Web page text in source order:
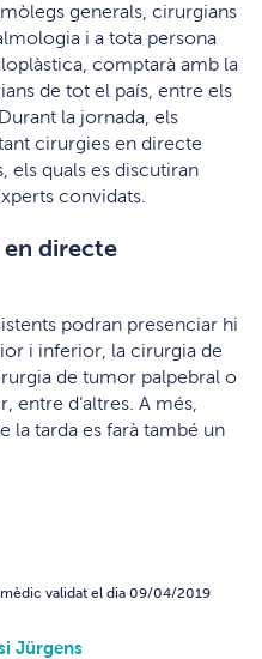
generals, cirurgians
i a tota persona
comptarà amb la
de tot el país, entre els
la jornada, els
cirurgies en directe
els quals es discutiran
convidats.
directe
podran presenciar hi
i inferior, la cirurgia de
de tumor palpebral o
entre d’altres. A més,
la tarda es farà també un
validat el dia 09/04/2019
Jürgens